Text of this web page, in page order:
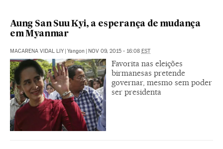
Aung San Suu Kyi, a esperança de mudança
em Myanmar
MACARENA VIDAL LIY | Yangon | NOV 09, 2015 - 16:08 EST
Favorita nas eleições
birmanesas pretende
governar, mesmo sem poder
ser presidenta